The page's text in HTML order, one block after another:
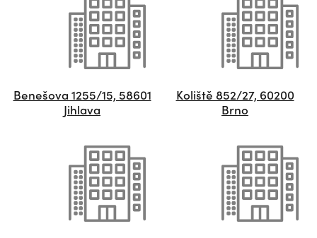
Benešova 1255/15, 58601
Jihlava
Koliště 852/27, 60200
Brno